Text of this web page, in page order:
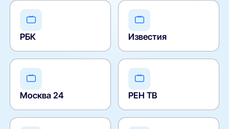
РБК Известия
Москва 24 РЕН ТВ